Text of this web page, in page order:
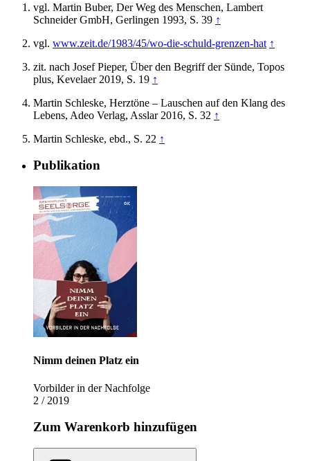
vgl. Martin Buber, Der Weg des Menschen, Lambert
Schneider GmbH, Gerlingen 1993, S. 39 ↑
vgl. www.zeit.de/​1983/​45/​wo-die-schuld-grenzen-hat ↑
zit. nach Josef Pieper, Über den Begriff der Sünde, Topos
plus, Kevelaer 2019, S. 19 ↑
Martin Schleske, Herztöne – Lauschen auf den Klang des
Lebens, Adeo Verlag, Asslar 2016, S. 32 ↑
Martin Schleske, ebd., S. 22 ↑
Publikation
Nimm deinen Platz ein
Vorbilder in der Nachfolge
2 / 2019
Zum Warenkorb hinzufügen